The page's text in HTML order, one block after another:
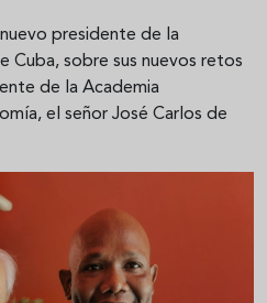
presidente de la
Cuba, sobre sus nuevos retos
de la Academia
el señor José Carlos de